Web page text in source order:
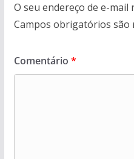
O seu endereço de e-mail
Campos obrigatórios são
Comentário *